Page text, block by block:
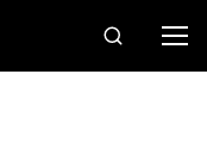
Suchen